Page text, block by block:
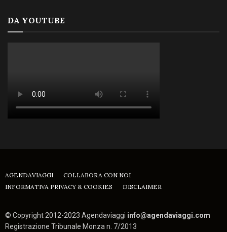
DA YOUTUBE
AGENDAVIAGGI
COLLABORA CON NOI
INFORMATIVA PRIVACY & COOKIES
DISCLAIMER
© Copyright 2012-2023 Agendaviaggi info@agendaviaggi.com
Registrazione Tribunale Monza n. 7/2013